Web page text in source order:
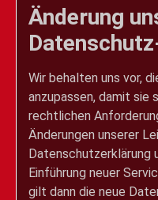
Änderung
Wir behalten uns vor,
anzupassen, damit
rechtlichen
Änderungen unserer
Datenschutzerklärung
Einführung neuer
gilt dann die neue